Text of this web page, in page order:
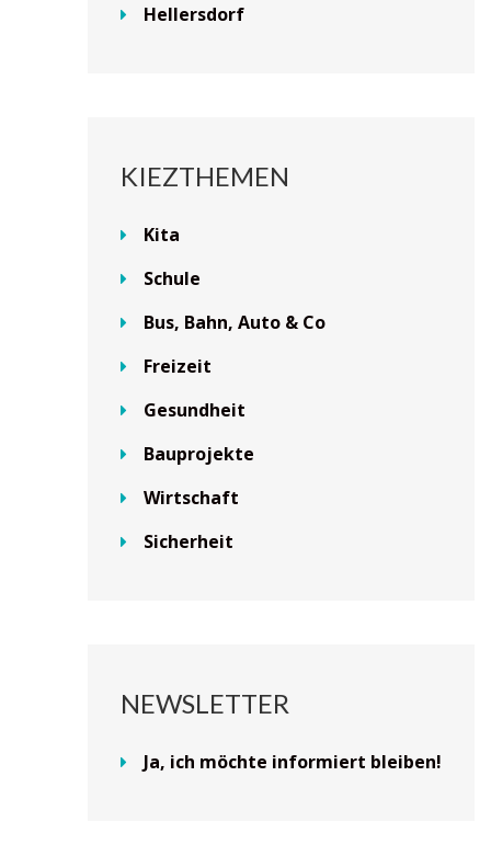
Hellersdorf
KIEZTHEMEN
Kita
Schule
Bus, Bahn, Auto & Co
Freizeit
Gesundheit
Bauprojekte
Wirtschaft
Sicherheit
NEWSLETTER
Ja, ich möchte informiert bleiben!